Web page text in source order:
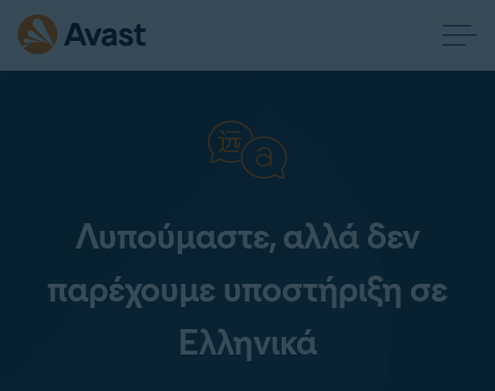
Λυπούμαστε, αλλά δεν
παρέχουμε υποστήριξη σε
Ελληνικά